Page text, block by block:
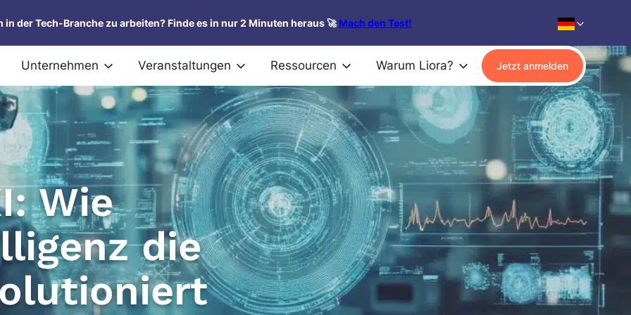
in der Tech-Branche zu arbeiten? Finde es in nur 2 Minuten heraus 🚀Mach den Test!
Unternehmen Veranstaltungen Ressourcen Warum Liora? Jetzt anmelden
Wie
die